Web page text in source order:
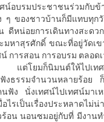
ศน์อบรมประชาชนร่วมกั
ๆ ของชาวบ้านก็มีแทบทุก
หน่อยการเดินทางสะดวก
มหาสุรศักดิ์ ขณะที่อยู่วัดเ
การสอน การอบรม ตลอด
แต่โยมก็นิมนต์ให้ไปเ
งธรรมจำนวนหลายร้อย ก็
นฟัง นั่งเทศน์ไปเทศน์มา
ไรเป็นเรื่องประหลาดไม่น่
ร้อน นอนซมอยู่กับที่ มีงาน